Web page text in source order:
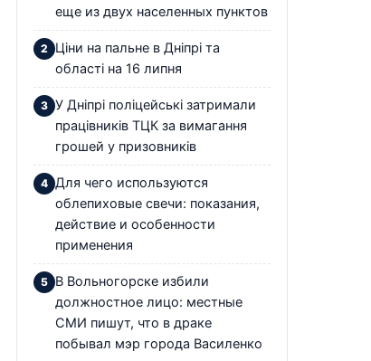
еще из двух населенных пунктов
Ціни на пальне в Дніпрі та
області на 16 липня
У Дніпрі поліцейські затримали
працівників ТЦК за вимагання
грошей у призовників
Для чего используются
облепиховые свечи: показания,
действие и особенности
применения
В Вольногорске избили
должностное лицо: местные
СМИ пишут, что в драке
побывал мэр города Василенко